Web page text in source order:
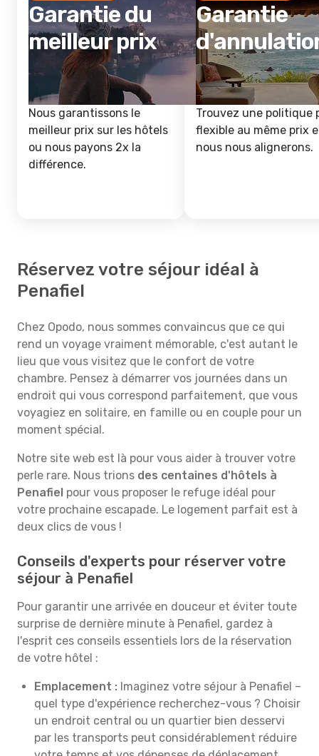
Garantie du
meilleur prix
Nous garantissons le
meilleur prix sur les hôtels
ou nous payons 2x la
différence.
Garantie
Trouvez une politique
flexible au même prix
nous nous alignerons.
Réservez votre séjour idéal à
Penafiel
Chez Opodo, nous sommes convaincus que ce qui
rend un voyage vraiment mémorable, c'est autant le
lieu que vous visitez que le confort de votre
chambre. Pensez à démarrer vos journées dans un
endroit qui vous correspond parfaitement, que vous
voyagiez en solitaire, en famille ou en couple pour un
moment spécial.
Notre site web est là pour vous aider à trouver votre
perle rare. Nous trions des centaines d'hôtels à
Penafiel pour vous proposer le refuge idéal pour
votre prochaine escapade. Le logement parfait est à
deux clics de vous !
Conseils d'experts pour réserver votre
séjour à Penafiel
Pour garantir une arrivée en douceur et éviter toute
surprise de dernière minute à Penafiel, gardez à
l'esprit ces conseils essentiels lors de la réservation
de votre hôtel :
Emplacement : Imaginez votre séjour à Penafiel –
quel type d'expérience recherchez-vous ? Choisir
un endroit central ou un quartier bien desservi
par les transports peut considérablement réduire